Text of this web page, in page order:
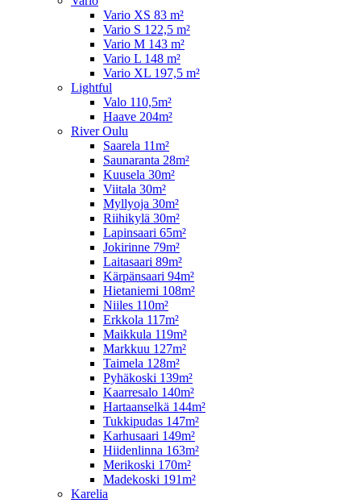
Vario XS 83 m²
Vario S 122,5 m²
Vario M 143 m²
Vario L 148 m²
Vario XL 197,5 m²
Lightful
Valo 110,5m²
Haave 204m²
River Oulu
Saarela 11m²
Saunaranta 28m²
Kuusela 30m²
Viitala 30m²
Myllyoja 30m²
Riihikylä 30m²
Lapinsaari 65m²
Jokirinne 79m²
Laitasaari 89m²
Kärpänsaari 94m²
Hietaniemi 108m²
Niiles 110m²
Erkkola 117m²
Maikkula 119m²
Markkuu 127m²
Taimela 128m²
Pyhäkoski 139m²
Kaarresalo 140m²
Hartaanselkä 144m²
Tukkipudas 147m²
Karhusaari 149m²
Hiidenlinna 163m²
Merikoski 170m²
Madekoski 191m²
Karelia